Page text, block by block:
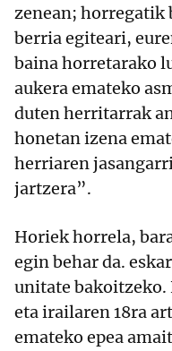
zenean; horregatik
berria egiteari,
baina horretarako
aukera emateko
duten herritarrak
honetan izena
herriaren
jartzera”.
Horiek horrela,
egin behar da.
unitate bakoitzeko.
eta irailaren 18ra
emateko epea